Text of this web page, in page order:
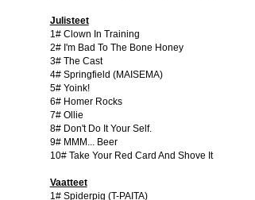
Julisteet
1# Clown In Training
2# I'm Bad To The Bone Honey
3# The Cast
4# Springfield (MAISEMA)
5# Yoink!
6# Homer Rocks
7# Ollie
8# Don't Do It Your Self.
9# MMM... Beer
10# Take Your Red Card And Shove It
Vaatteet
1# Spiderpig (T-PAITA)